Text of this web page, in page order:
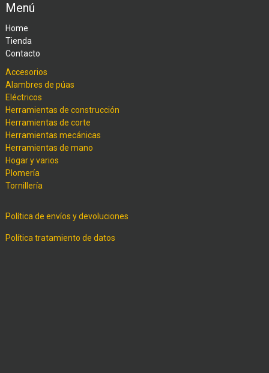
Menú
Home
Tienda
Contacto
Accesorios
Alambres de púas
Eléctricos
Herramientas de construcción
Herramientas de corte
Herramientas mecánicas
Herramientas de mano
Hogar y varios
Plomería
Tornillería
Política de envíos y devoluciones
Política tratamiento de datos